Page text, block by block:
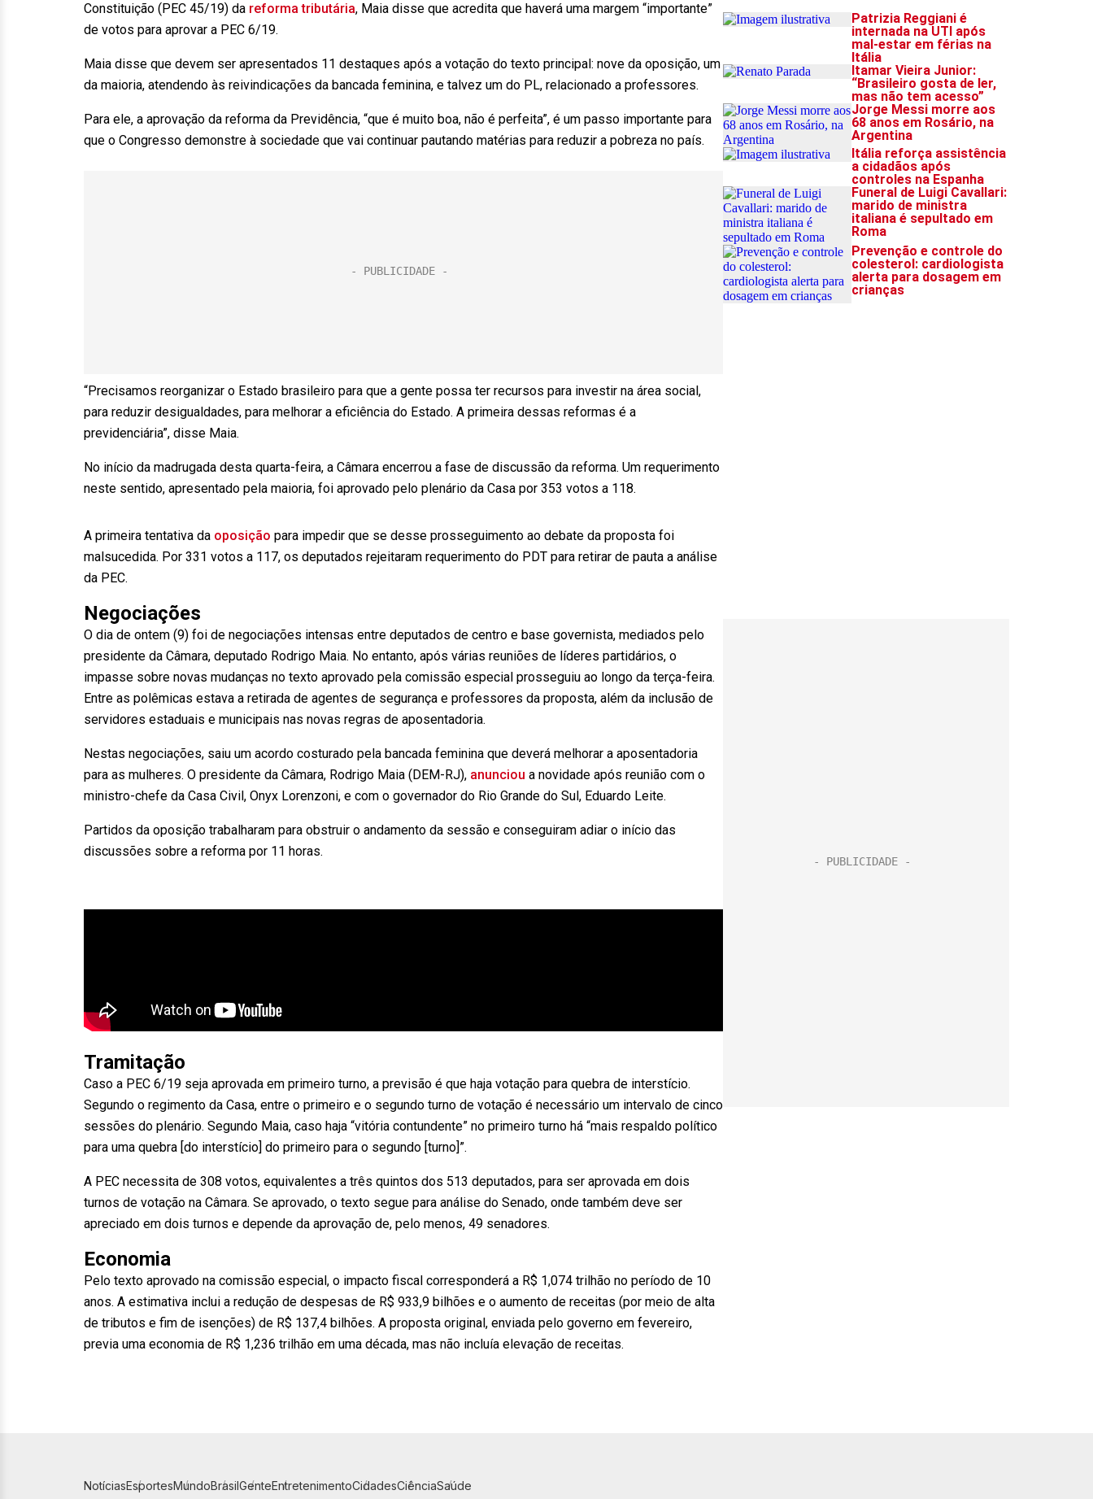
Constituição (PEC 45/19) da reforma tributária, Maia disse que acredita que haverá uma margem “importante”
de votos para aprovar a PEC 6/19.
Maia disse que devem ser apresentados 11 destaques após a votação do texto principal: nove da oposição, um
da maioria, atendendo às reivindicações da bancada feminina, e talvez um do PL, relacionado a professores.
Para ele, a aprovação da reforma da Previdência, “que é muito boa, não é perfeita”, é um passo importante para
que o Congresso demonstre à sociedade que vai continuar pautando matérias para reduzir a pobreza no país.
“Precisamos reorganizar o Estado brasileiro para que a gente possa ter recursos para investir na área social,
para reduzir desigualdades, para melhorar a eficiência do Estado. A primeira dessas reformas é a
previdenciária”, disse Maia.
No início da madrugada desta quarta-feira, a Câmara encerrou a fase de discussão da reforma. Um requerimento
neste sentido, apresentado pela maioria, foi aprovado pelo plenário da Casa por 353 votos a 118.
A primeira tentativa da oposição para impedir que se desse prosseguimento ao debate da proposta foi
malsucedida. Por 331 votos a 117, os deputados rejeitaram requerimento do PDT para retirar de pauta a análise
da PEC.
Negociações
O dia de ontem (9) foi de negociações intensas entre deputados de centro e base governista, mediados pelo
presidente da Câmara, deputado Rodrigo Maia. No entanto, após várias reuniões de líderes partidários, o
impasse sobre novas mudanças no texto aprovado pela comissão especial prosseguiu ao longo da terça-feira.
Entre as polêmicas estava a retirada de agentes de segurança e professores da proposta, além da inclusão de
servidores estaduais e municipais nas novas regras de aposentadoria.
Nestas negociações, saiu um acordo costurado pela bancada feminina que deverá melhorar a aposentadoria
para as mulheres. O presidente da Câmara, Rodrigo Maia (DEM-RJ), anunciou a novidade após reunião com o
ministro-chefe da Casa Civil, Onyx Lorenzoni, e com o governador do Rio Grande do Sul, Eduardo Leite.
Partidos da oposição trabalharam para obstruir o andamento da sessão e conseguiram adiar o início das
discussões sobre a reforma por 11 horas.
Tramitação
Caso a PEC 6/19 seja aprovada em primeiro turno, a previsão é que haja votação para quebra de interstício.
Segundo o regimento da Casa, entre o primeiro e o segundo turno de votação é necessário um intervalo de cinco
sessões do plenário. Segundo Maia, caso haja “vitória contundente” no primeiro turno há “mais respaldo político
para uma quebra [do interstício] do primeiro para o segundo [turno]”.
A PEC necessita de 308 votos, equivalentes a três quintos dos 513 deputados, para ser aprovada em dois
turnos de votação na Câmara. Se aprovado, o texto segue para análise do Senado, onde também deve ser
apreciado em dois turnos e depende da aprovação de, pelo menos, 49 senadores.
Economia
Pelo texto aprovado na comissão especial, o impacto fiscal corresponderá a R$ 1,074 trilhão no período de 10
anos. A estimativa inclui a redução de despesas de R$ 933,9 bilhões e o aumento de receitas (por meio de alta
de tributos e fim de isenções) de R$ 137,4 bilhões. A proposta original, enviada pelo governo em fevereiro,
previa uma economia de R$ 1,236 trilhão em uma década, mas não incluía elevação de receitas.
NotíciasEsportesMundoBrasilGenteEntretenimentoCidadesCiênciaSaúde